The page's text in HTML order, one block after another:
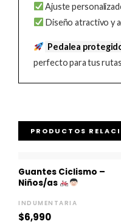
Ajuste
Diseño atractivo y
Pedalea
perfecto para tus
PRODUCTOS
Guantes Ciclismo –
Niños/as
INDUMENTARIA
$6,990